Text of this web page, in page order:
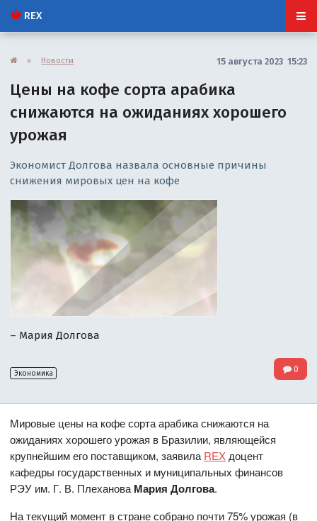
REX
» Новости 15 августа 2023 15:23
Цены на кофе сорта арабика
снижаются на ожиданиях хорошего
урожая
Экономист Долгова назвала основные причины
снижения мировых цен на кофе
– Мария Долгова
Экономика 0
Мировые цены на кофе сорта арабика снижаются на
ожиданиях хорошего урожая в Бразилии, являющейся
крупнейшим его поставщиком, заявилаREXдоцент
кафедры государственных и муниципальных финансов
РЭУ им. Г. В. ПлехановаМария Долгова.
На текущий момент в стране собрано почти 75% урожая (в